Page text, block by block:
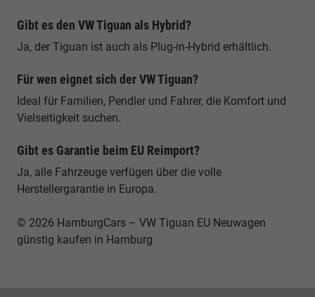
Gibt es den VW Tiguan als Hybrid?
Ja, der Tiguan ist auch als Plug-in-Hybrid erhältlich.
Für wen eignet sich der VW Tiguan?
Ideal für Familien, Pendler und Fahrer, die Komfort und
Vielseitigkeit suchen.
Gibt es Garantie beim EU Reimport?
Ja, alle Fahrzeuge verfügen über die volle
Herstellergarantie in Europa.
© 2026 HamburgCars – VW Tiguan EU Neuwagen
günstig kaufen in Hamburg